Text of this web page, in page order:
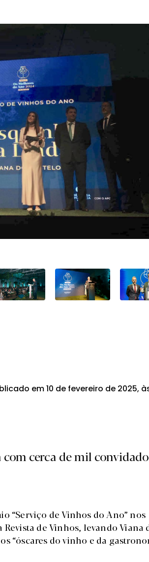
em 10 de fevereiro de 2025,
cerca de mil
“Serviço de Vinhos do Ano” nos
de Vinhos, levando Viana
“óscares do vinho e da